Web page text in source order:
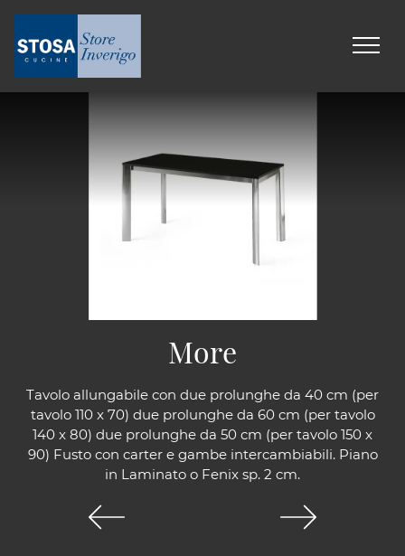
Tavolo allungabile con due prolunghe da 40 cm (per
tavolo 110 x 70) due prolunghe da 60 cm (per tavolo
140 x 80) due prolunghe da 50 cm (per tavolo 150 x
90) Fusto con carter e gambe intercambiabili. Piano
in Laminato o Fenix sp. 2 cm.
More